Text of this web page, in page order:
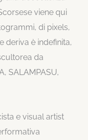
viene qui
di pixels,
deriva è indefinita,
da
SALAMPASU,
e visual artist